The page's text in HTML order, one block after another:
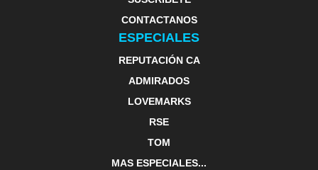
CONTACTANOS
ESPECIALES
REPUTACIÓN CA
ADMIRADOS
LOVEMARKS
RSE
TOM
MAS ESPECIALES...